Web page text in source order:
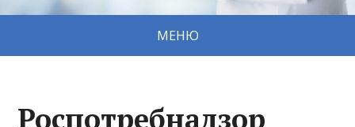
МЕНЮ
Роспотребнадзор